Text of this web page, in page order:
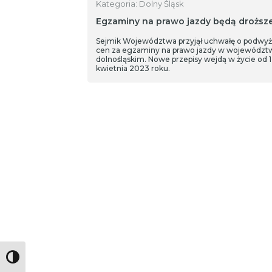
Toggle High Contrast
Kategoria: Dolny Śląsk
Egzaminy na prawo jazdy będą
Sejmik Województwa przyjął uchwałę o
cen za egzaminy na prawo jazdy w
dolnośląskim. Nowe przepisy wejdą w życie od 1
kwietnia 2023 roku.